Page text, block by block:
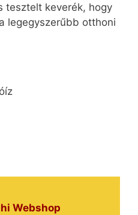
tesztelt keverék, hogy
legegyszerűbb otthoni
Webshop